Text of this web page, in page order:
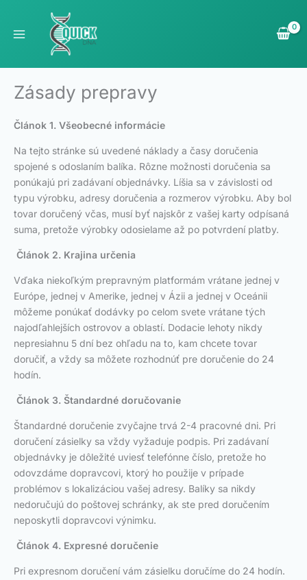
obsah
Zásady prepravy
Článok 1. Všeobecné informácie
Na tejto stránke sú uvedené náklady a časy doručenia
spojené s odoslaním balíka. Rôzne možnosti doručenia sa
ponúkajú pri zadávaní objednávky. Líšia sa v závislosti od
typu výrobku, adresy doručenia a rozmerov výrobku. Aby bol
tovar doručený včas, musí byť najskôr z vašej karty odpísaná
suma, pretože výrobky odosielame až po potvrdení platby.
Článok 2. Krajina určenia
Vďaka niekoľkým prepravným platformám vrátane jednej v
Európe, jednej v Amerike, jednej v Ázii a jednej v Oceánii
môžeme ponúkať dodávky po celom svete vrátane tých
najodľahlejších ostrovov a oblastí. Dodacie lehoty nikdy
nepresiahnu 5 dní bez ohľadu na to, kam chcete tovar
doručiť, a vždy sa môžete rozhodnúť pre doručenie do 24
hodín.
Článok 3. Štandardné doručovanie
Štandardné doručenie zvyčajne trvá 2-4 pracovné dni. Pri
doručení zásielky sa vždy vyžaduje podpis. Pri zadávaní
objednávky je dôležité uviesť telefónne číslo, pretože ho
odovzdáme dopravcovi, ktorý ho použije v prípade
problémov s lokalizáciou vašej adresy. Balíky sa nikdy
nedoručujú do poštovej schránky, ak ste pred doručením
neposkytli dopravcovi výnimku.
Článok 4. Expresné doručenie
Pri expresnom doručení vám zásielku doručíme do 24 hodín.